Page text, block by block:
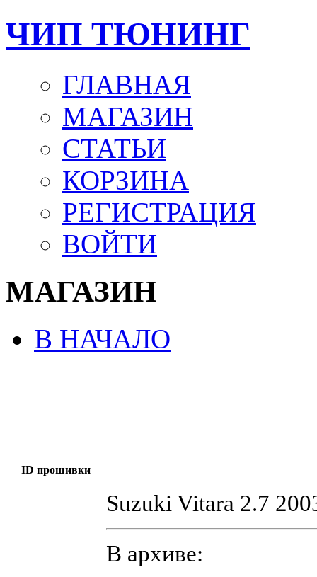
ЧИП ТЮНИНГ
ГЛАВНАЯ
МАГАЗИН
СТАТЬИ
КОРЗИНА
РЕГИСТРАЦИЯ
ВОЙТИ
МАГАЗИН
В НАЧАЛО
ID прошивки
Suzuki Vitara 2.7
В архиве: